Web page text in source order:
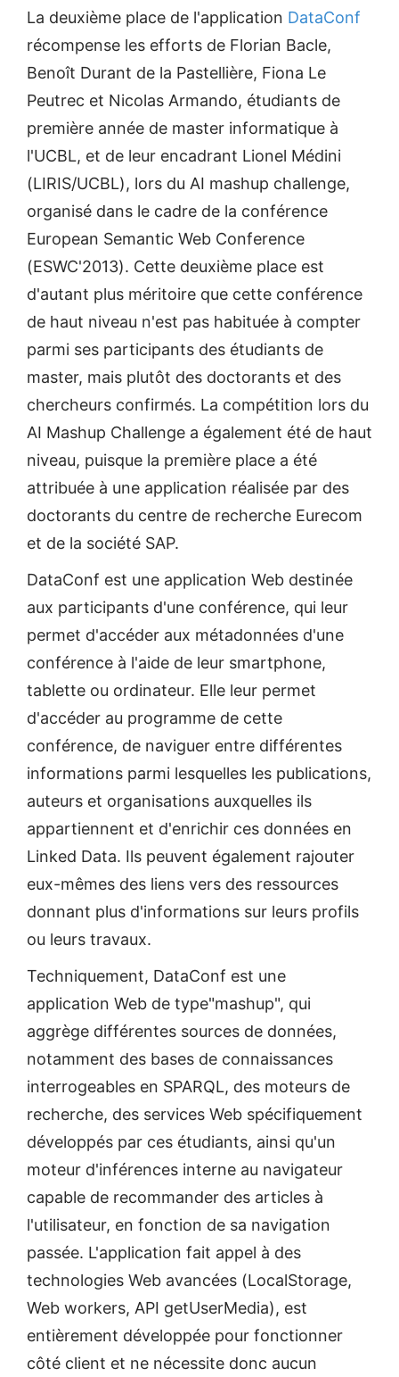
La deuxième place de l'application DataConf
récompense les efforts de Florian Bacle,
Benoît Durant de la Pastellière, Fiona Le
Peutrec et Nicolas Armando, étudiants de
première année de master informatique à
l'UCBL, et de leur encadrant Lionel Médini
(LIRIS/UCBL), lors du AI mashup challenge,
organisé dans le cadre de la conférence
European Semantic Web Conference
(ESWC'2013). Cette deuxième place est
d'autant plus méritoire que cette conférence
de haut niveau n'est pas habituée à compter
parmi ses participants des étudiants de
master, mais plutôt des doctorants et des
chercheurs confirmés. La compétition lors du
AI Mashup Challenge a également été de haut
niveau, puisque la première place a été
attribuée à une application réalisée par des
doctorants du centre de recherche Eurecom
et de la société SAP.
DataConf est une application Web destinée
aux participants d'une conférence, qui leur
permet d'accéder aux métadonnées d'une
conférence à l'aide de leur smartphone,
tablette ou ordinateur. Elle leur permet
d'accéder au programme de cette
conférence, de naviguer entre différentes
informations parmi lesquelles les publications,
auteurs et organisations auxquelles ils
appartiennent et d'enrichir ces données en
Linked Data. Ils peuvent également rajouter
eux-mêmes des liens vers des ressources
donnant plus d'informations sur leurs profils
ou leurs travaux.
Techniquement, DataConf est une
application Web de type"mashup", qui
aggrège différentes sources de données,
notamment des bases de connaissances
interrogeables en SPARQL, des moteurs de
recherche, des services Web spécifiquement
développés par ces étudiants, ainsi qu'un
moteur d'inférences interne au navigateur
capable de recommander des articles à
l'utilisateur, en fonction de sa navigation
passée. L'application fait appel à des
technologies Web avancées (LocalStorage,
Web workers, API getUserMedia), est
entièrement développée pour fonctionner
côté client et ne nécessite donc aucun